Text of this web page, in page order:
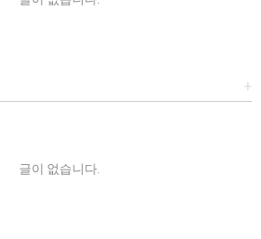
+
글이 없습니다.